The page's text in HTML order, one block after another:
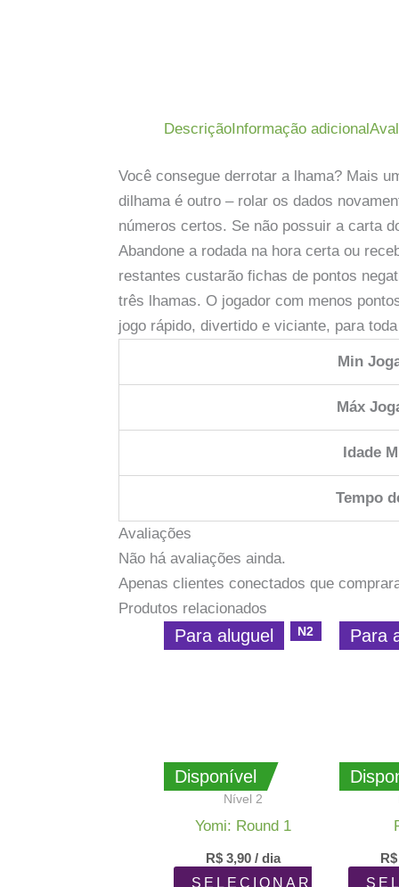
DescriçãoInformação adicional
Você consegue derrotar a lhama? Mais
dilhama é outro – rolar os dados
números certos. Se não possuir a carta
Abandone a rodada na hora certa ou
restantes custarão fichas de pontos
três lhamas. O jogador com menos
jogo rápido, divertido e viciante, para
Min
Máx
Idade
Tempo
Avaliações
Não há avaliações ainda.
Apenas clientes conectados que
Produtos relacionados
Disponível
Para aluguel N2
Nível 2
Yomi: Round 1
R$3,90/ dia
SELECIONAR
Para
R$